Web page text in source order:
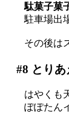
駄菓子菓
駐車場出
その後は
#8 とり
はやくも
ぽぽたん